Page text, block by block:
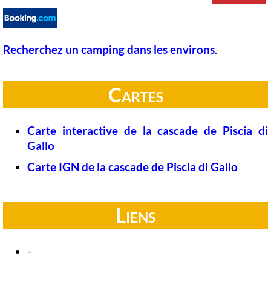
Recherchez un camping dans les environs.
Cartes
Carte interactive de la cascade de Piscia di
Gallo
Carte IGN de la cascade de Piscia di Gallo
Liens
-